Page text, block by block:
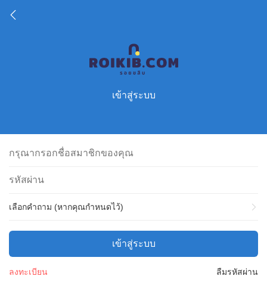
เข้าสู่ระบบ
เลือกคำถาม (หากคุณกำหนดไว้)
เข้าสู่ระบบ
ลืมรหัสผ่าน
ลงทะเบียน